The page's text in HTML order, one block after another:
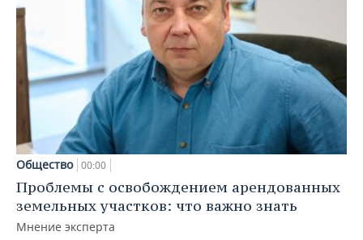
Общество 00:00
Проблемы с освобождением арендованных
земельных участков: что важно знать
Мнение эксперта